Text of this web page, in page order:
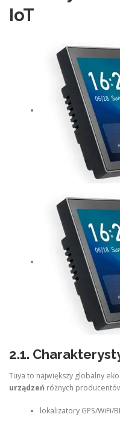
IoT
2.1.
Tuya to największy globalny
urządzeń różnych
lokalizatory GPS/WiFi/